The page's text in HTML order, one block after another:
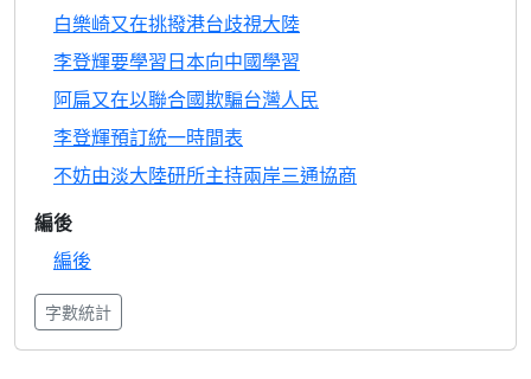
白樂崎又在挑撥港台歧視大陸
李登輝要學習日本向中國學習
阿扁又在以聯合國欺騙台灣人民
李登輝預訂統一時間表
不妨由淡大陸研所主持兩岸三通協商
編後
編後
字數統計